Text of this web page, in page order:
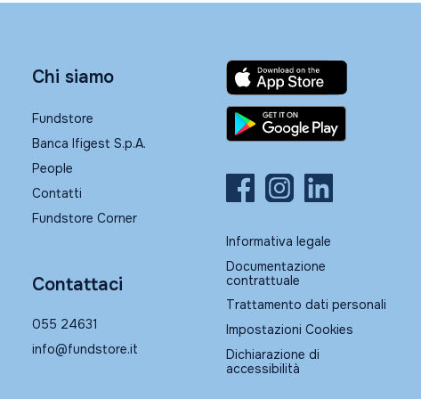
Chi siamo
Fundstore
Banca Ifigest S.p.A.
People
Contatti
Fundstore Corner
Contattaci
055 24631
info@fundstore.it
Informativa legale
Documentazione
contrattuale
Trattamento dati personali
Impostazioni Cookies
Dichiarazione di
accessibilità